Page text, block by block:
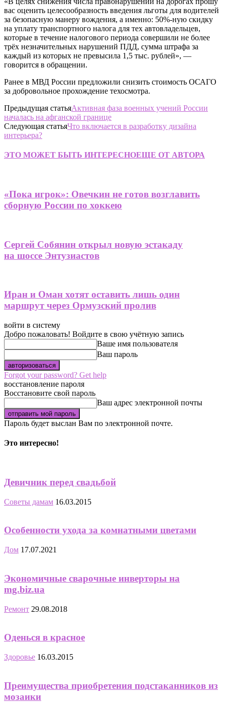
вас оценить целесообразность введения льготы для водителей
за безопасную манеру вождения, а именно: 50%-ную скидку
на уплату транспортного налога для тех автовладельцев,
которые в течение налогового периода совершили не более
трёх незначительных нарушений ПДД, сумма штрафа за
каждый из которых не превысила 1,5 тыс. рублей», —
говорится в обращении.
Ранее в МВД России предложили снизить стоимость ОСАГО
за добровольное прохождение техосмотра.
Предыдущая статьяАктивная фаза военных учений России
началась на афганской границе
Следующая статьяЧто включается в разработку дизайна
интерьера?
ЭТО МОЖЕТ БЫТЬ ИНТЕРЕСНОЕЩЕ ОТ АВТОРА
«Пока игрок»: Овечкин не готов возглавить
сборную России по хоккею
Сергей Собянин открыл новую эстакаду
на шоссе Энтузиастов
Иран и Оман хотят оставить лишь один
маршрут через Ормузский пролив
войти в систему
Добро пожаловать! Войдите в свою учётную запись
Ваше имя пользователя
Ваш пароль
Forgot your password? Get help
восстановление пароля
Восстановите свой пароль
Ваш адрес электронной почты
Пароль будет выслан Вам по электронной почте.
Это интересно!
Девичник перед свадьбой
Советы дамам 16.03.2015
Особенности ухода за комнатными цветами
Дом 17.07.2021
Экономичные сварочные инверторы на
mg.biz.ua
Ремонт 29.08.2018
Оденься в красное
Здоровье 16.03.2015
Преимущества приобретения подстаканников из
мозаики